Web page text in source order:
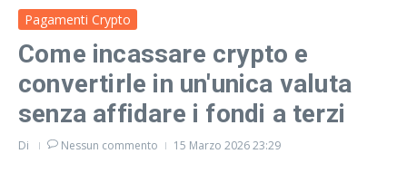
Pagamenti Crypto
Come incassare crypto e
convertirle in un'unica valuta
senza affidare i fondi a terzi
Di Nessun commento 15 Marzo 202623:29